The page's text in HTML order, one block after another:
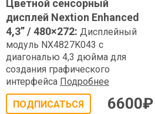
Цветной сенсорный
дисплей Nextion Enhanced
4,3” / 480×272: Дисплейный
модуль NX4827K043 с
диагональю 4,3 дюйма для
создания графического
интерфейса Подробнее
ПОДПИСАТЬСЯ 6600₽